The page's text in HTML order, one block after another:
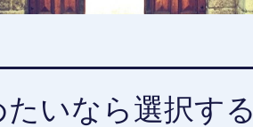
いなら選択する